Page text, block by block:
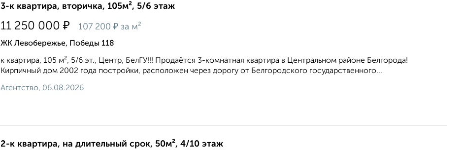
3-к квартира, вторичка, 105м², 5/6 этаж
11 250 000 ₽ 107 200 ₽ за м²
ЖК Левобережье, Победы 118
к квартира, 105 м², 5/6 эт., Центр, БелГУ!!! Продаётся 3-комнатная квартира в Центральном районе Белгорода!
Кирпичный дом 2002 года постройки, расположен через дорогу от Белгородского государственного...
Агентство, 06.08.2026
2-к квартира, на длительный срок, 50м², 4/10 этаж